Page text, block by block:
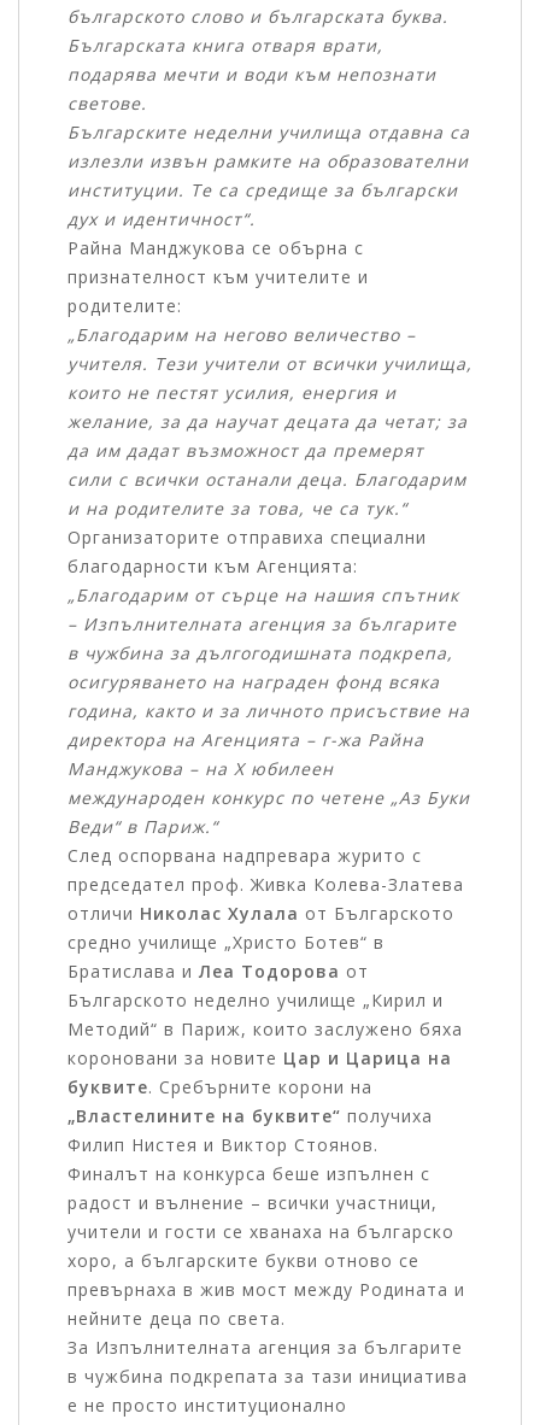
българското слово и българската буква.
Българската книга отваря врати,
подарява мечти и води към непознати
светове.
Българските неделни училища отдавна са
излезли извън рамките на образователни
институции. Те са средище за български
дух и идентичност“.
Райна Манджукова се обърна с
признателност към учителите и
родителите:
„Благодарим на негово величество –
учителя. Тези учители от всички училища,
които не пестят усилия, енергия и
желание, за да научат децата да четат; за
да им дадат възможност да премерят
сили с всички останали деца. Благодарим
и на родителите за това, че са тук.“
Организаторите отправиха специални
благодарности към Агенцията:
„Благодарим от сърце на нашия спътник
– Изпълнителната агенция за българите
в чужбина за дългогодишната подкрепа,
осигуряването на награден фонд всяка
година, както и за личното присъствие на
директора на Агенцията – г-жа Райна
Манджукова – на X юбилеен
международен конкурс по четене „Аз Буки
Веди“ в Париж.“
След оспорвана надпревара журито с
председател проф. Живка Колева-Златева
отличи Николас Хулала от Българското
средно училище „Христо Ботев“ в
Братислава и Леа Тодорова от
Българското неделно училище „Кирил и
Методий“ в Париж, които заслужено бяха
короновани за новите Цар и Царица на
буквите. Сребърните корони на
„Властелините на буквите“ получиха
Филип Нистея и Виктор Стоянов.
Финалът на конкурса беше изпълнен с
радост и вълнение – всички участници,
учители и гости се хванаха на българско
хоро, а българските букви отново се
превърнаха в жив мост между Родината и
нейните деца по света.
За Изпълнителната агенция за българите
в чужбина подкрепата за тази инициатива
е не просто институционално